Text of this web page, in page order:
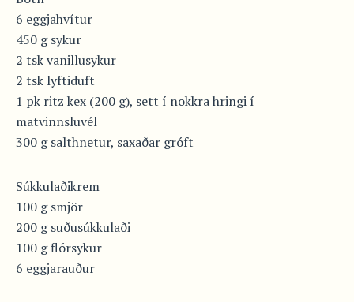
6 eggjahvítur
450 g sykur
2 tsk vanillusykur
2 tsk lyftiduft
1 pk ritz kex (200 g), sett í nokkra hringi í
matvinnsluvél
300 g salthnetur, saxaðar gróft
Súkkulaðikrem
100 g smjör
200 g suðusúkkulaði
100 g flórsykur
6 eggjarauður